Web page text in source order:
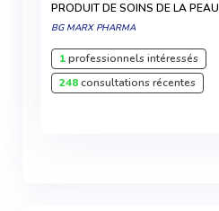
PRODUIT DE SOINS DE LA PEAU
BG MARX PHARMA
1professionnels intéressés
248consultations récentes